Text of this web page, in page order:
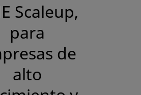
Scaleup,
para
de
alto